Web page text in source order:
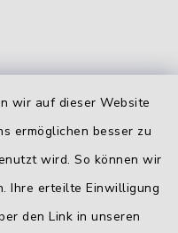
wir auf dieser Website
ermöglichen besser zu
wird. So können wir
Ihre erteilte Einwilligung
den Link in unseren